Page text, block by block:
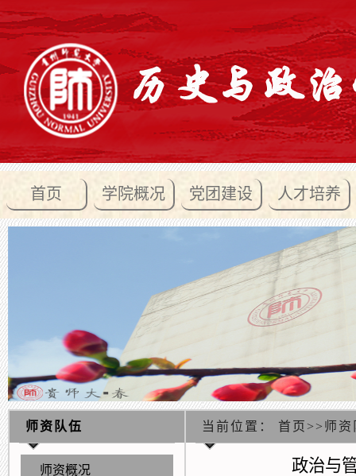
首页 学院概况 党团建设 人才培养
师资队伍
师资概况
当前位置： 首页 >> 师资
政治与